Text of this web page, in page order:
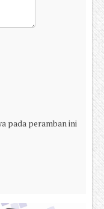
pada peramban ini